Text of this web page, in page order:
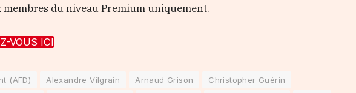
membres du niveau Premium uniquement.
VOUS ICI
(AFD) Alexandre Vilgrain Arnaud Grison
Christopher Guérin